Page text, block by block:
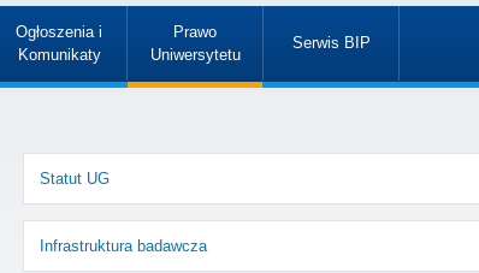
Ogłoszenia i
Komunikaty
»
Prawo
Uniwersytetu
»
Serwis BIP
»
Statut UG
Infrastruktura badawcza